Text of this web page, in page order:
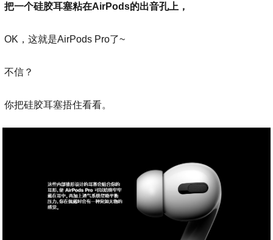
把一个硅胶耳塞粘在AirPods的出音孔上，
OK，这就是AirPods Pro了~
不信？
你把硅胶耳塞捂住看看。